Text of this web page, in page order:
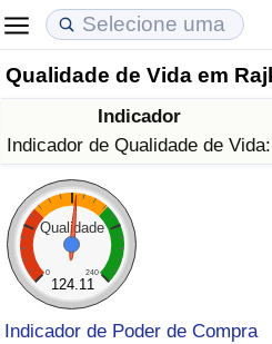
Qualidade de Vida em
Indicador
Indicador de Qualidade de Vida:
Qualidade
0 240
124.11
Indicador de Poder de Compra
Custo de Vida
Indicador de Custo de Vida
Indicador de Custo de Vida
Indicador de Custo de Vida
em Aqaba
Preços de Imóveis
Indicador de Preços de
Indicador de Preços de
Indicador de Preços de
Qualidade de Vida
Indicador de Qualidade de
Indicador de Qualidade de
Índice de qualidade de vida
Crime